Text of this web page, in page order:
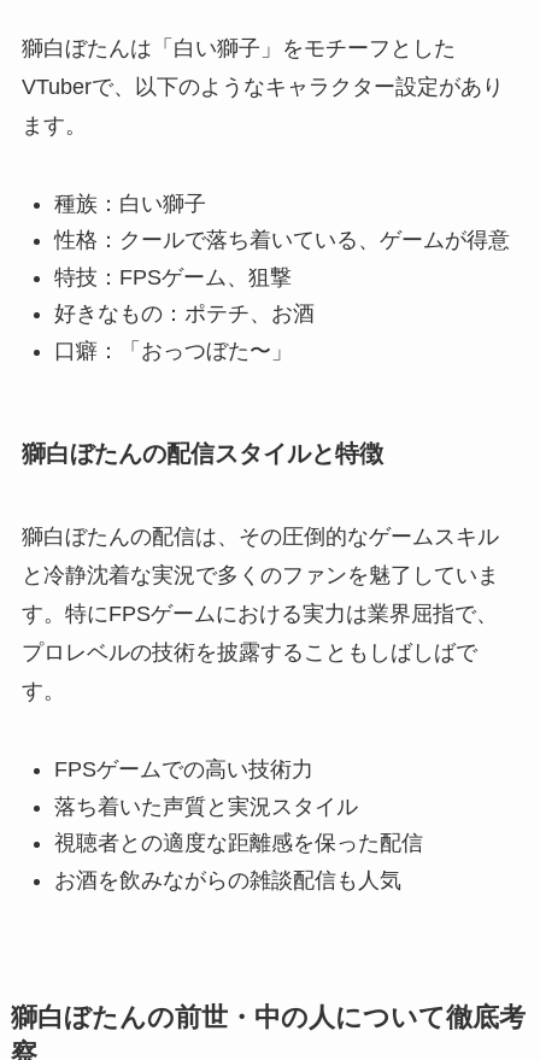
獅白ぼたんは「白い獅子」をモチーフとした
VTuberで、以下のようなキャラクター設定があり
ます。
種族：白い獅子
性格：クールで落ち着いている、ゲームが得意
特技：FPSゲーム、狙撃
好きなもの：ポテチ、お酒
口癖：「おっつぼた〜」
獅白ぼたんの配信スタイルと特徴
獅白ぼたんの配信は、その圧倒的なゲームスキル
と冷静沈着な実況で多くのファンを魅了していま
す。特にFPSゲームにおける実力は業界屈指で、
プロレベルの技術を披露することもしばしばで
す。
FPSゲームでの高い技術力
落ち着いた声質と実況スタイル
視聴者との適度な距離感を保った配信
お酒を飲みながらの雑談配信も人気
獅白ぼたんの前世・中の人について徹底考
察